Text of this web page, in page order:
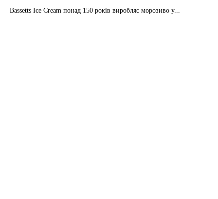
Bassetts Ice Cream понад 150 років виробляє морозиво у...